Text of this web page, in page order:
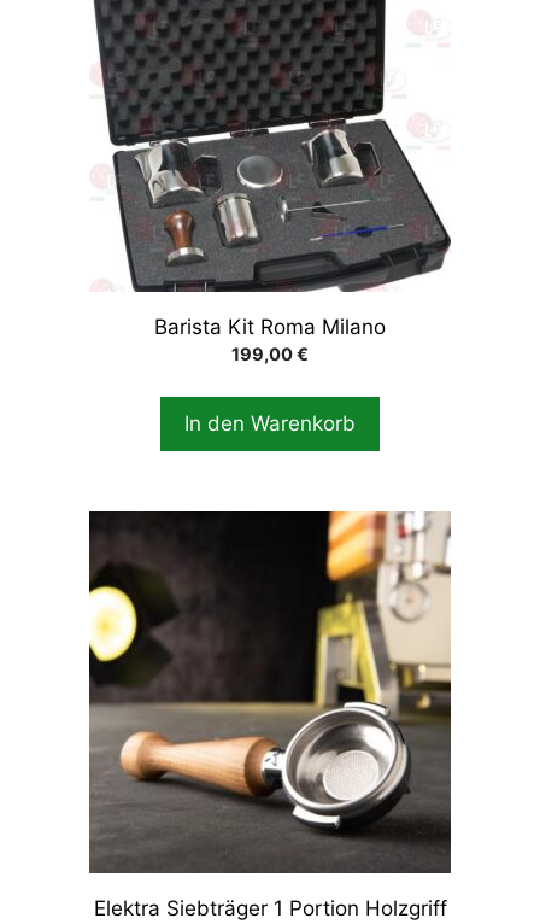
Barista Kit Roma Milano
199,00€
In den Warenkorb
Elektra Siebträger 1 Portion Holzgriff